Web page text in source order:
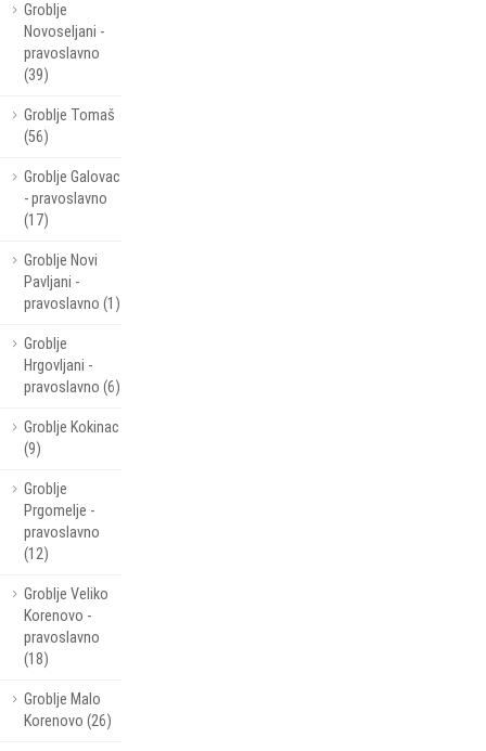
Groblje
Novoseljani -
pravoslavno
(39)
Groblje Tomaš
(56)
Groblje Galovac
- pravoslavno
(17)
Groblje Novi
Pavljani -
pravoslavno (1)
Groblje
Hrgovljani -
pravoslavno (6)
Groblje Kokinac
(9)
Groblje
Prgomelje -
pravoslavno
(12)
Groblje Veliko
Korenovo -
pravoslavno
(18)
Groblje Malo
Korenovo (26)